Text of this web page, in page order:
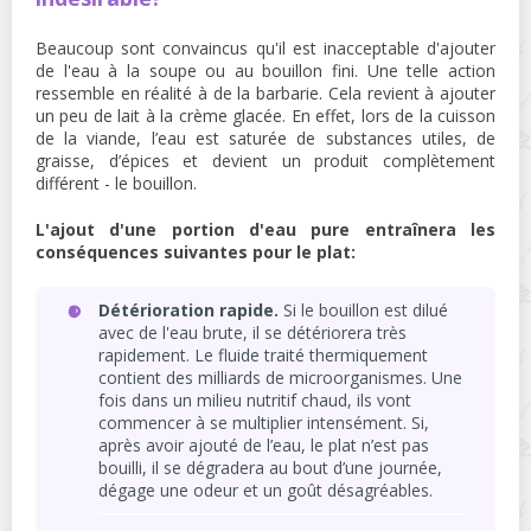
Beaucoup sont convaincus qu'il est inacceptable d'ajouter
de l'eau à la soupe ou au bouillon fini. Une telle action
ressemble en réalité à de la barbarie. Cela revient à ajouter
un peu de lait à la crème glacée. En effet, lors de la cuisson
de la viande, l’eau est saturée de substances utiles, de
graisse, d’épices et devient un produit complètement
différent - le bouillon.
L'ajout d'une portion d'eau pure entraînera les
conséquences suivantes pour le plat:
Détérioration rapide. Si le bouillon est dilué
avec de l'eau brute, il se détériorera très
rapidement. Le fluide traité thermiquement
contient des milliards de microorganismes. Une
fois dans un milieu nutritif chaud, ils vont
commencer à se multiplier intensément. Si,
après avoir ajouté de l’eau, le plat n’est pas
bouilli, il se dégradera au bout d’une journée,
dégage une odeur et un goût désagréables.